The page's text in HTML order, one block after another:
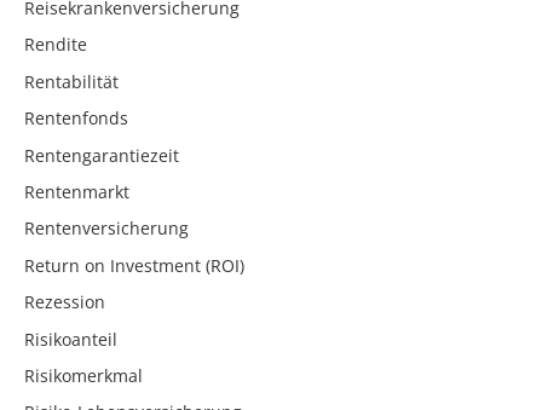
Reisekrankenversicherung
Rendite
Rentabilität
Rentenfonds
Rentengarantiezeit
Rentenmarkt
Rentenversicherung
Return on Investment (ROI)
Rezession
Risikoanteil
Risikomerkmal